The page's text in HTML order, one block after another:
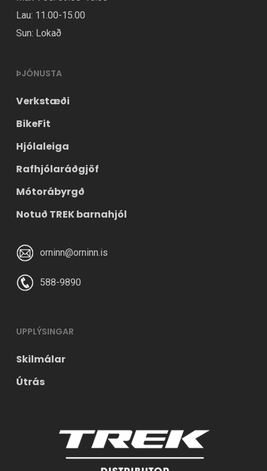
Lau: 11.00-15.00
Sun: Lokað
ÞJÓNUSTA
Verkstæði
BikeFit
Hjólaleiga
Rafhjólaráðgjöf
Mótorábyrgð
Notuð TREK barnahjól
orninn@orninn.is
588-9890
UPPLÝSINGAR
Skilmálar
Útrás